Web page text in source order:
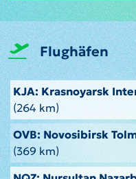
Flughäfen
KJA: Krasnoyarsk
(264 km)
OVB: Novosibirsk
(369 km)